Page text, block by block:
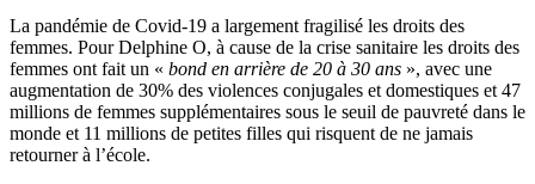
La pandémie de Covid-19 a largement fragilisé les droits des
femmes. Pour Delphine O, à cause de la crise sanitaire les droits des
femmes ont fait un « bond en arrière de 20 à 30 ans », avec une
augmentation de 30% des violences conjugales et domestiques et 47
millions de femmes supplémentaires sous le seuil de pauvreté dans le
monde et 11 millions de petites filles qui risquent de ne jamais
retourner à l’école.